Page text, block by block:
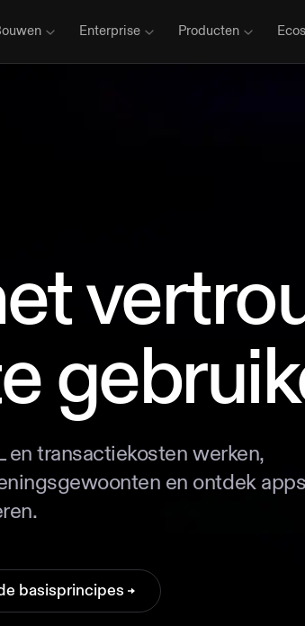
Enterprise Producten
en transactiekosten werken,
en ontdek
basisprincipes